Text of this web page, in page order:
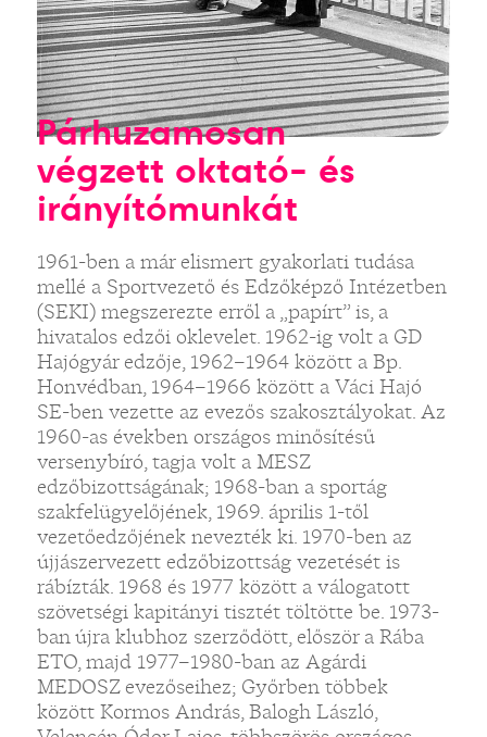
Párhuzamosan
végzett oktató- és
irányítómunkát
1961-ben a már elismert gyakorlati tudása
mellé a Sportvezető és Edzőképző Intézetben
(SEKI) megszerezte erről a „papírt” is, a
hivatalos edzői oklevelet. 1962-ig volt a GD
Hajógyár edzője, 1962–1964 között a Bp.
Honvédban, 1964–1966 között a Váci Hajó
SE-ben vezette az evezős szakosztályokat. Az
1960-as években országos minősítésű
versenybíró, tagja volt a MESZ
edzőbizottságának; 1968-ban a sportág
szakfelügyelőjének, 1969. április 1-től
vezetőedzőjének nevezték ki. 1970-ben az
újjászervezett edzőbizottság vezetését is
rábízták. 1968 és 1977 között a válogatott
szövetségi kapitányi tisztét töltötte be. 1973-
ban újra klubhoz szerződött, először a Rába
ETO, majd 1977–1980-ban az Agárdi
MEDOSZ evezőseihez; Győrben többek
között Kormos András, Balogh László,